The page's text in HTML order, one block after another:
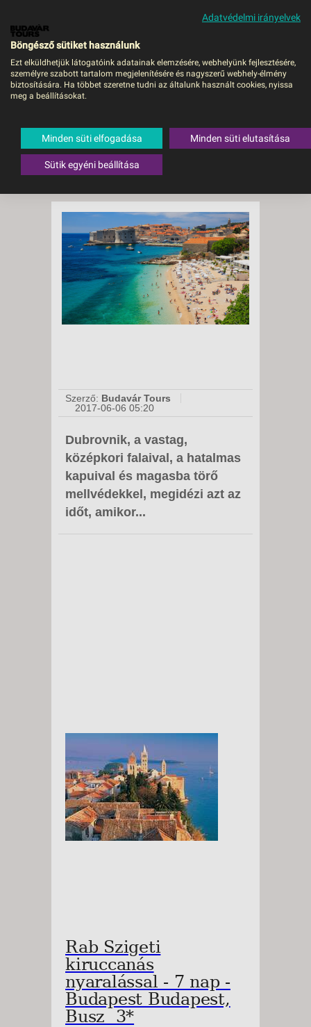
MENÜ
A film csak
pörög:
Dubrovnik
Szerző: Budavár Tours
2017-06-06 05:20
Dubrovnik, a vastag,
középkori falaival, a hatalmas
kapuival és magasba törő
mellvédekkel, megidézi azt az
időt, amikor...
Rab Szigeti
kiruccanás
nyaralással - 7 nap -
Budapest Budapest,
Busz 3*
Adatvédelmi irányelvek
Böngésző sütiket használunk
Ezt elküldhetjük látogatóink adatainak elemzésére, webhelyünk fejlesztésére,
személyre szabott tartalom megjelenítésére és nagyszerű webhely-élmény
biztosítására. Ha többet szeretne tudni az általunk használt cookies, nyissa
meg a beállításokat.
Minden süti elfogadása Minden süti elutasítása
Sütik egyéni beállítása